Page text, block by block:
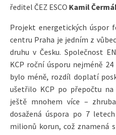
ředitel ČEZ ESCO Kamil
Projekt energetických úspor
centru Praha je jedním z
druhu v Česku. Společnost
KCP roční úsporu nejméně
bylo méně, rozdíl doplatí
ušetřilo KCP po přepočtu
ještě mnohem více –
dosažená úspora po 7
milionů korun, což znamená